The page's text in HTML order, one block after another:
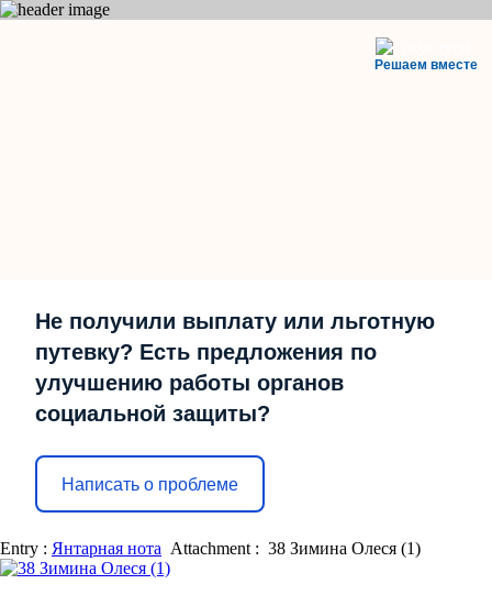
Решаем вместе
Не получили выплату или льготную
путевку? Есть предложения по
улучшению работы органов
социальной защиты?
Написать о проблеме
Entry : Янтарная нота Attachment : 38 Зимина Олеся (1)